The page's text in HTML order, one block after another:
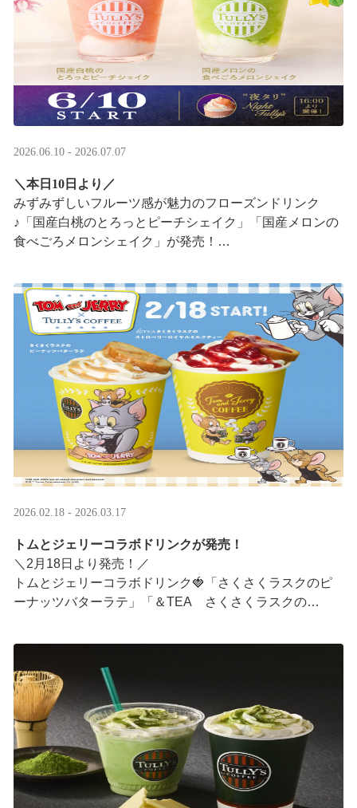
2026.06.10 - 2026.07.07
＼本日10日より／
みずみずしいフルーツ感が魅力のフローズンドリンク
♪「国産白桃のとろっとピーチシェイク」「国産メロンの
食べごろメロンシェイク」が発売！
ホイップクリームが無料で2倍 ···
2026.02.18 - 2026.03.17
トムとジェリーコラボドリンクが発売！
＼2月18日より発売！／
トムとジェリーコラボドリンク🍓「さくさくラスクのピ
ーナッツバターラテ」「＆TEA さくさくラスクの